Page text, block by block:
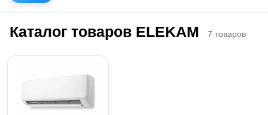
Каталог товаров ELEKAM 7 товаров